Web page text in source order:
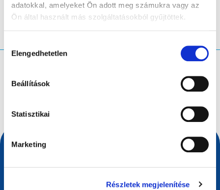
adatokkal, amelyeket Ön adott meg számukra vagy az
Ön által használt más szolgáltatásokból gyűjtöttek.
kiválasztása
Elengedhetetlen
Beállítások
Statisztikai
Marketing
Részletek megjelenítése
Keresési lekérdezés